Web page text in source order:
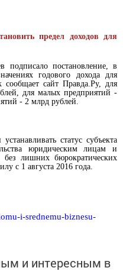
предел доходов для
подписало постановление, в
годового дохода для
сайт Правда.Ру, для
для малых предприятий -
- 2 млрд рублей.
статус субъекта
юридическим лицам и
без лишних бюрократических
с 1 августа 2016 года.
i-srednemu-biznesu-
и интересным в